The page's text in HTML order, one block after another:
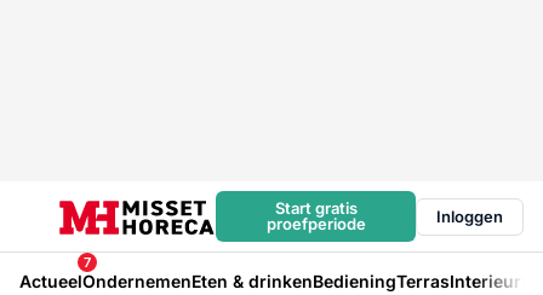
Start gratis
proefperiode
Inloggen
Actueel
7
OndernemenEten & drinkenBedieningTerrasInterieur